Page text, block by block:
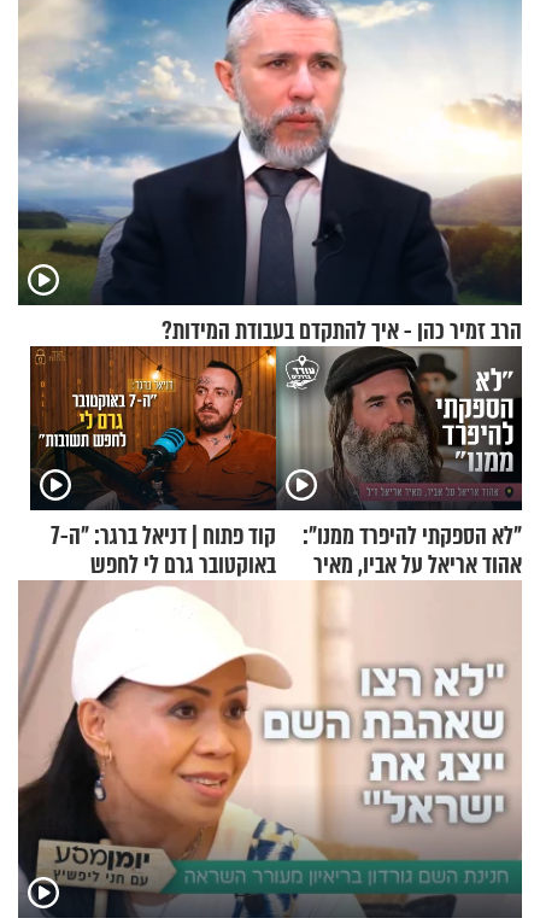
הרב זמיר כהן - איך להתקדם בעבודת המידות?
"לא הספקתי להיפרד ממנו":
אהוד אריאל על אביו, מאיר
קוד פתוח | דניאל ברגר: "ה-7
באוקטובר גרם לי לחפש
תשובות"